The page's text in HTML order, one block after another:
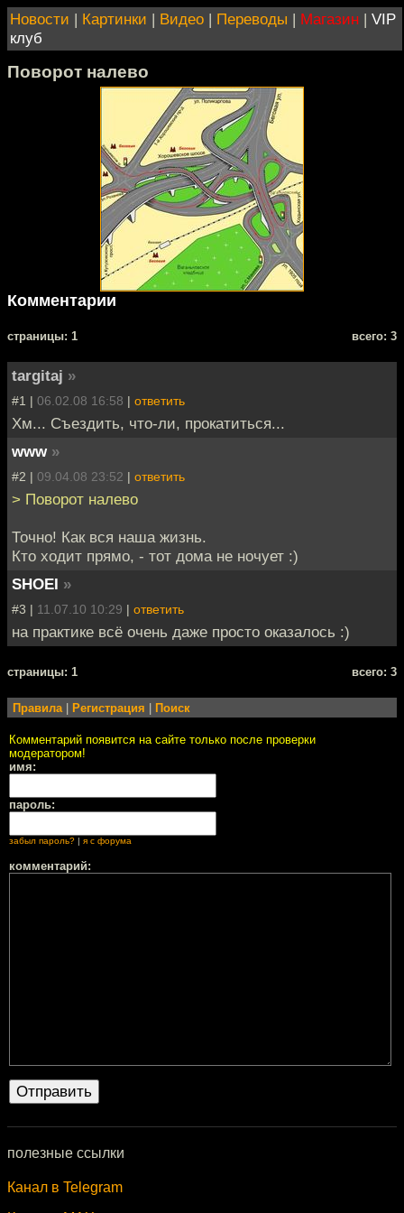
Новости | Картинки | Видео | Переводы | Магазин | VIP
клуб
Поворот налево
Комментарии
cтраницы: 1 всего: 3
targitaj »
#1 | 06.02.08 16:58 | ответить
Хм... Съездить, что-ли, прокатиться...
www »
#2 | 09.04.08 23:52 | ответить
> Поворот налево
Точно! Как вся наша жизнь.
Кто ходит прямо, - тот дома не ночует :)
SHOEI »
#3 | 11.07.10 10:29 | ответить
на практике всё очень даже просто оказалось :)
cтраницы: 1 всего: 3
Правила Регистрация Поиск
Комментарий появится на сайте только после проверки
модератором!
имя:
пароль:
забыл пароль? | я с форума
комментарий:
полезные ссылки
Канал в Telegram